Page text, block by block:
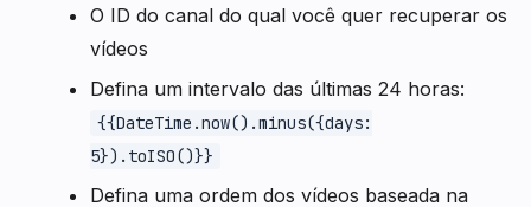
O ID do canal do qual você quer recuperar os
vídeos
Defina um intervalo das últimas 24 horas:
{{DateTime.now().minus({days:
5}).toISO()}}
Defina uma ordem dos vídeos baseada na